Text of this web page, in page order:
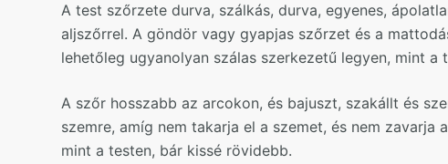
A test szőrzete durva, szálkás, durva, egyenes,
aljszőrrel. A göndör vagy gyapjas szőrzet és a
lehetőleg ugyanolyan szálas szerkezetű legyen, mint a
A szőr hosszabb az arcokon, és bajuszt, szakállt és
szemre, amíg nem takarja el a szemet, és nem
mint a testen, bár kissé rövidebb.